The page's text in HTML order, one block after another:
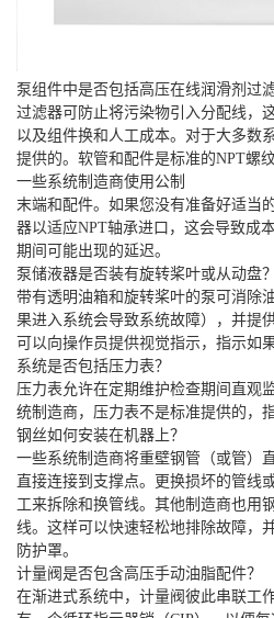
泵组件中是否包括高压在线润滑剂过滤
过滤器可防止将污染物引入分配线，
以及组件换和人工成本。对于大多数
提供的。软管和配件是标准的NPT螺纹
一些系统制造商使用公制
末端和配件。如果您没有准备好适当
器以适应NPT轴承进口，这会导致成
期间可能出现的延迟。
泵储液器是否装有旋转桨叶或从动盘？
带有透明油箱和旋转桨叶的泵可消除
果进入系统会导致系统故障），并提
可以向操作员提供视觉指示，指示如
系统是否包括压力表？
压力表允许在定期维护检查期间直观
统制造商，压力表不是标准提供的，
钢丝如何安装在机器上？
一些系统制造商将重壁钢管（或管）
直接连接到支撑点。更换损坏的管线
工来拆除和换管线。其他制造商也用
线。这样可以快速轻松地排除故障，
防护罩。
计量阀是否包含高压手动油脂配件？
在渐进式系统中，计量阀彼此串联工